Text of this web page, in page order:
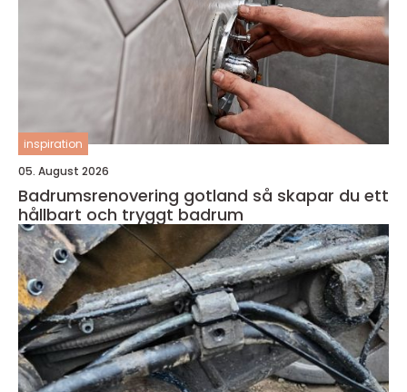
inspiration
05. August 2026
Badrumsrenovering gotland så skapar du ett
hållbart och tryggt badrum